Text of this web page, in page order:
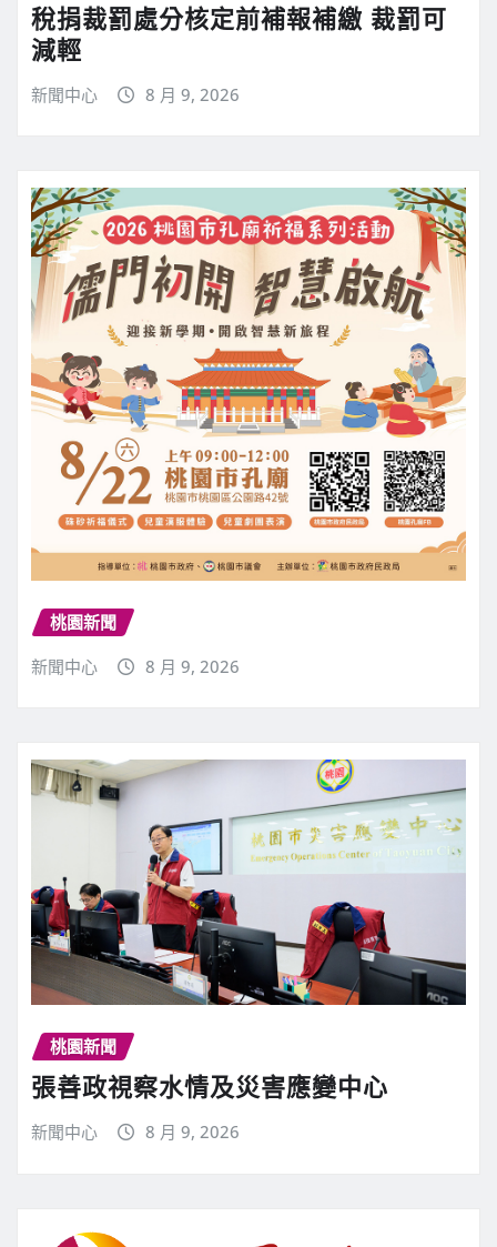
稅捐裁罰處分核定前補報補繳 裁罰可
減輕
新聞中心 8 月 9, 2026
桃園新聞
新聞中心
8 月 9, 2026
桃園新聞
張善政視察水情及災害應變中心
新聞中心 8 月 9, 2026